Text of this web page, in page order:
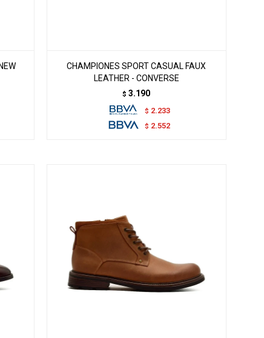
CHAMPIONES SPORT CASUAL FAUX
LEATHER - CONVERSE
$ 3.190
$ 2.233
$ 2.552